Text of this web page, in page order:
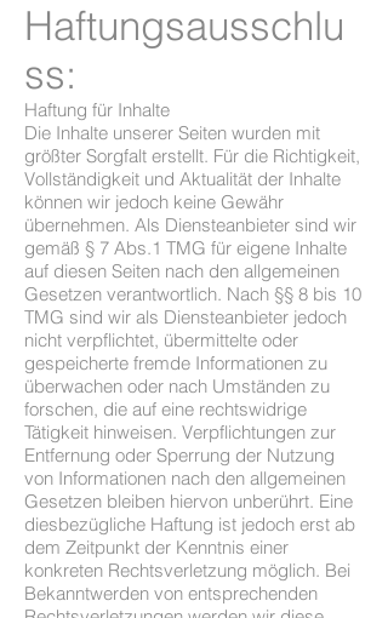
Haftungsausschlu
ss:
Haftung für Inhalte
Die Inhalte unserer Seiten wurden mit
größter Sorgfalt erstellt. Für die Richtigkeit,
Vollständigkeit und Aktualität der Inhalte
können wir jedoch keine Gewähr
übernehmen. Als Diensteanbieter sind wir
gemäß § 7 Abs.1 TMG für eigene Inhalte
auf diesen Seiten nach den allgemeinen
Gesetzen verantwortlich. Nach §§ 8 bis 10
TMG sind wir als Diensteanbieter jedoch
nicht verpflichtet, übermittelte oder
gespeicherte fremde Informationen zu
überwachen oder nach Umständen zu
forschen, die auf eine rechtswidrige
Tätigkeit hinweisen. Verpflichtungen zur
Entfernung oder Sperrung der Nutzung
von Informationen nach den allgemeinen
Gesetzen bleiben hiervon unberührt. Eine
diesbezügliche Haftung ist jedoch erst ab
dem Zeitpunkt der Kenntnis einer
konkreten Rechtsverletzung möglich. Bei
Bekanntwerden von entsprechenden